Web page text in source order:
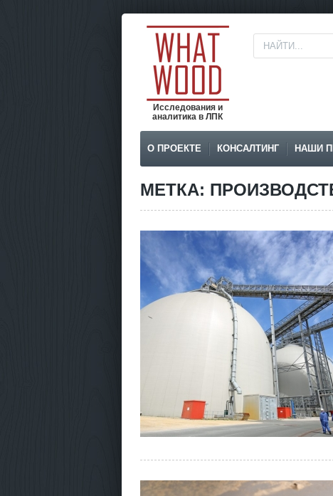
Исследования и
аналитика в ЛПК
О ПРОЕКТЕ КОНСАЛТИНГ НАШИ
МЕТКА: